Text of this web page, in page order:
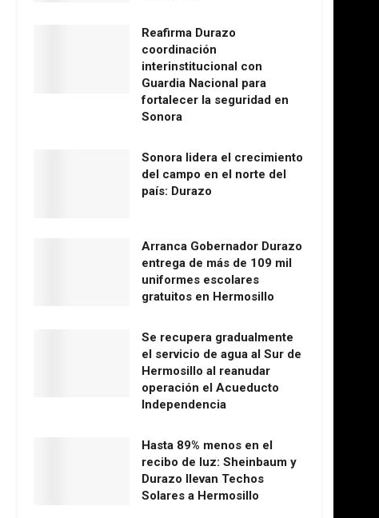
Reafirma Durazo
coordinación
interinstitucional con
Guardia Nacional para
fortalecer la seguridad en
Sonora
Sonora lidera el crecimiento
del campo en el norte del
país: Durazo
Arranca Gobernador Durazo
entrega de más de 109 mil
uniformes escolares
gratuitos en Hermosillo
Se recupera gradualmente
el servicio de agua al Sur de
Hermosillo al reanudar
operación el Acueducto
Independencia
Hasta 89% menos en el
recibo de luz: Sheinbaum y
Durazo llevan Techos
Solares a Hermosillo